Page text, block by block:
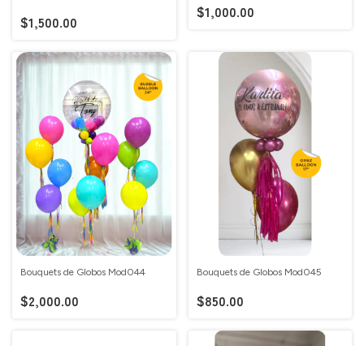
$1,500.00
$1,000.00
Bouquets de Globos Mod044
$2,000.00
Bouquets de Globos Mod045
$850.00